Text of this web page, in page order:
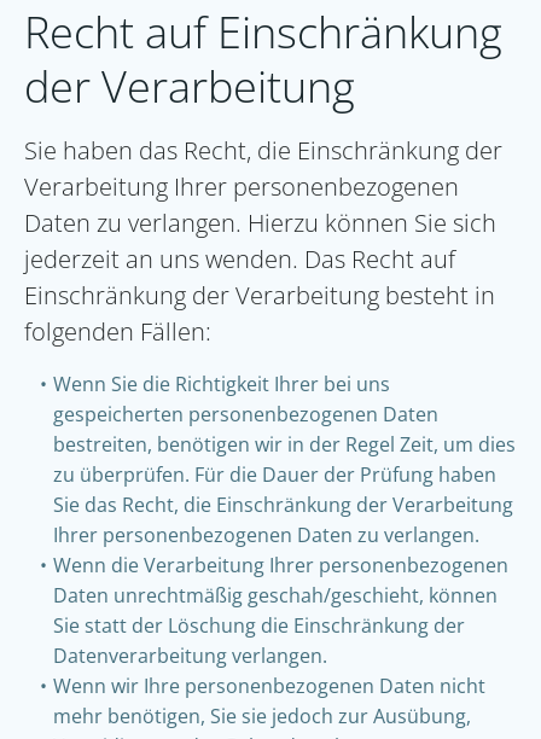
Recht auf Einschränkung
der Verarbeitung
Sie haben das Recht, die Einschränkung der
Verarbeitung Ihrer personenbezogenen
Daten zu verlangen. Hierzu können Sie sich
jederzeit an uns wenden. Das Recht auf
Einschränkung der Verarbeitung besteht in
folgenden Fällen:
Wenn Sie die Richtigkeit Ihrer bei uns
gespeicherten personenbezogenen Daten
bestreiten, benötigen wir in der Regel Zeit, um dies
zu überprüfen. Für die Dauer der Prüfung haben
Sie das Recht, die Einschränkung der Verarbeitung
Ihrer personenbezogenen Daten zu verlangen.
Wenn die Verarbeitung Ihrer personenbezogenen
Daten unrechtmäßig geschah/geschieht, können
Sie statt der Löschung die Einschränkung der
Datenverarbeitung verlangen.
Wenn wir Ihre personenbezogenen Daten nicht
mehr benötigen, Sie sie jedoch zur Ausübung,